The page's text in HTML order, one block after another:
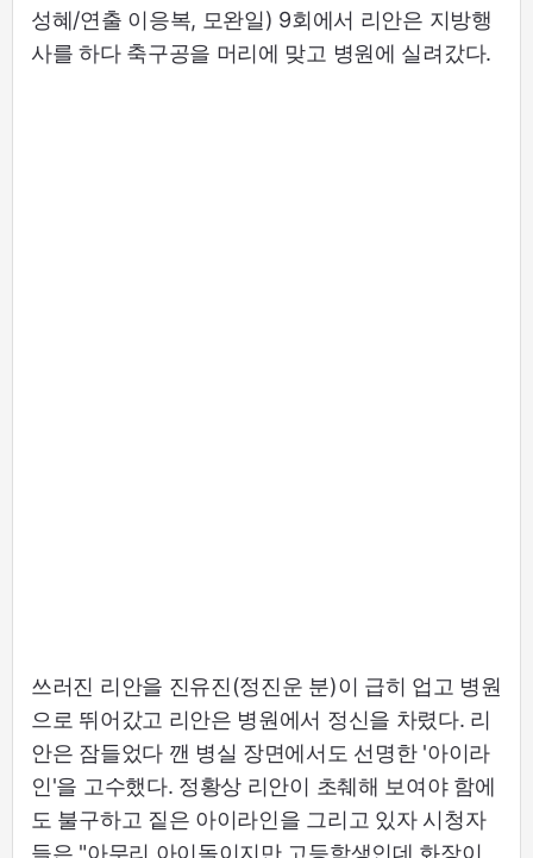
성혜/연출 이응복, 모완일) 9회에서 리안은 지방행
사를 하다 축구공을 머리에 맞고 병원에 실려갔다.
쓰러진 리안을 진유진(정진운 분)이 급히 업고 병원
으로 뛰어갔고 리안은 병원에서 정신을 차렸다. 리
안은 잠들었다 깬 병실 장면에서도 선명한 '아이라
인'을 고수했다. 정황상 리안이 초췌해 보여야 함에
도 불구하고 짙은 아이라인을 그리고 있자 시청자
들은 "아무리 아이돌이지만 고등학생인데 화장이